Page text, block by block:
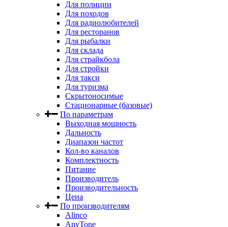
Для полиции
Для походов
Для радиолюбителей
Для ресторанов
Для рыбалки
Для склада
Для страйкбола
Для стройки
Для такси
Для туризма
Скрытоносимые
Стационарные (базовые)
По параметрам
Выходная мощность
Дальность
Диапазон частот
Кол-во каналов
Комплектность
Питание
Производитель
Производительность
Цена
По производителям
Alinco
AnyTone